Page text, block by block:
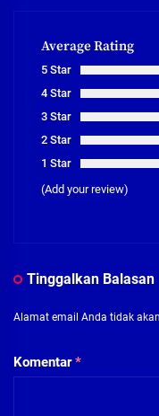
Average Rating
5 Star
4 Star
3 Star
2 Star
1 Star
(Add your review)
Tinggalkan Balasan
Alamat email Anda tidak
Komentar*